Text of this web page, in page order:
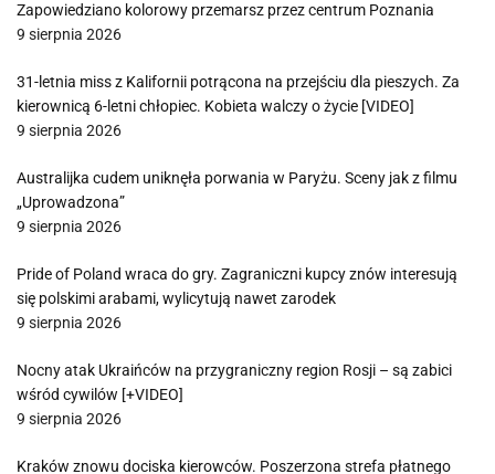
Zapowiedziano kolorowy przemarsz przez centrum Poznania
9 sierpnia 2026
31-letnia miss z Kalifornii potrącona na przejściu dla pieszych. Za
kierownicą 6-letni chłopiec. Kobieta walczy o życie [VIDEO]
9 sierpnia 2026
Australijka cudem uniknęła porwania w Paryżu. Sceny jak z filmu
„Uprowadzona”
9 sierpnia 2026
Pride of Poland wraca do gry. Zagraniczni kupcy znów interesują
się polskimi arabami, wylicytują nawet zarodek
9 sierpnia 2026
Nocny atak Ukraińców na przygraniczny region Rosji – są zabici
wśród cywilów [+VIDEO]
9 sierpnia 2026
Kraków znowu dociska kierowców. Poszerzona strefa płatnego